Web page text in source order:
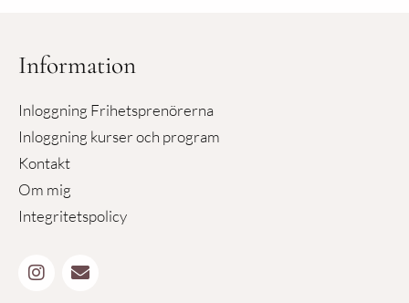
Information
Inloggning Frihetsprenörerna
Inloggning kurser och program
Kontakt
Om mig
Integritetspolicy